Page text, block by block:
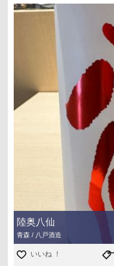
陸奥八仙
青森 / 八戸酒造
いいね ！